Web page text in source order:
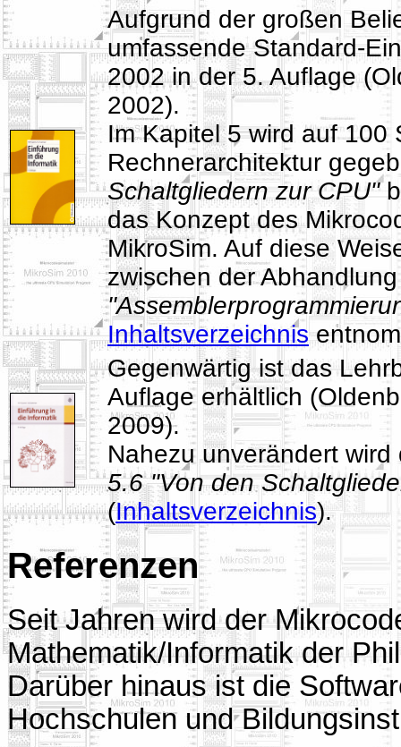
Aufgrund der großen
umfassende Standard-
2002 in der 5. Auflage
2002).
Im Kapitel 5 wird auf 100
Rechnerarchitektur
Schaltgliedern zur CPU"
das Konzept des
MikroSim. Auf diese
zwischen der
Inhaltsverzeichnis
Gegenwärtig ist das
Auflage erhältlich
2009).
Nahezu unverändert
5.6 "Von den
(Inhaltsverzeichnis).
Referenzen
Seit Jahren wird der
Mathematik/Informatik der
Darüber hinaus ist die
Hochschulen und